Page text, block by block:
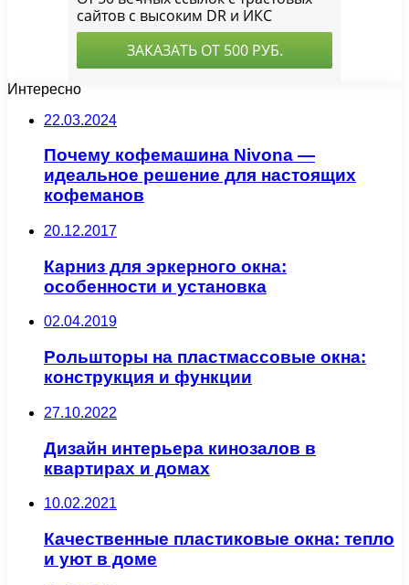
Интересно
22.03.2024
Почему кофемашина Nivona —
идеальное решение для настоящих
кофеманов
20.12.2017
Карниз для эркерного окна:
особенности и установка
02.04.2019
Рольшторы на пластмассовые окна:
конструкция и функции
27.10.2022
Дизайн интерьера кинозалов в
квартирах и домах
10.02.2021
Качественные пластиковые окна: тепло
и уют в доме